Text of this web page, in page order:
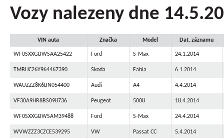
Vozy nalezeny dne
VIN auta Značka Model Dat. záznamu
WF0SXXGBWSAA25422 Ford S-Max 24.1.2014
TMBHC26Y964467390 Skoda Fabia 6.1.2014
WAUZZZ8K6BN054400 Audi A4 4.4.2014
VF30A9HR8BS098736 Peugeot 5008 18.4.2014
WF0SXXGBWSAM39488 Ford S-Max 24.4.2014
WVWZZZ3CZCE539295 VW Passat CC 5.4.2014